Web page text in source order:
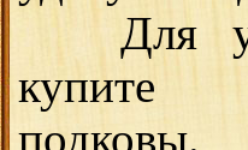
Для
купите